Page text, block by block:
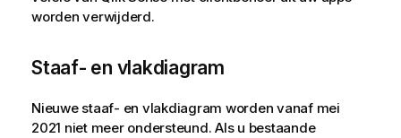
worden verwijderd.
Staaf- en vlakdiagram
Nieuwe staaf- en vlakdiagram worden vanaf mei
2021 niet meer ondersteund. Als u bestaande